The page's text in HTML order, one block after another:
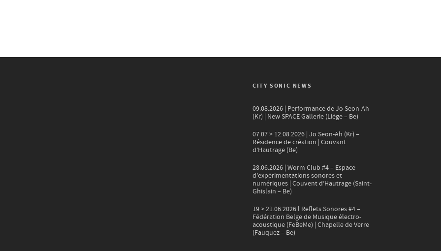
CITY SONIC NEWS
09.08.2026 | Performance de Jo Seon-Ah
(Kr) | New SPACE Gallerie (Liège – Be)
07.07 > 12.08.2026 | Jo Seon-Ah (Kr) –
Résidence de création | Couvant
d’Hautrage (Be)
28.06.2026 | Worm Club #4 – Espace
d’expérimentations sonores et
numériques | Couvent d’Hautrage (Saint-
Ghislain – Be)
19 > 21.06.2026 l Reflets Sonores #4 –
Fédération Belge de Musique électro-
acoustique (FeBeMe) | Chapelle de Verre
(Fauquez – Be)